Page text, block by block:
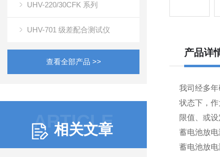
UHV-220/30CFK 系列
UHV-701 级差配合测试仪
查看全部产品 >>
ARTICLE
相关文章
产品详
我司经多
状态下，
限值、或
蓄电池放
蓄电池放